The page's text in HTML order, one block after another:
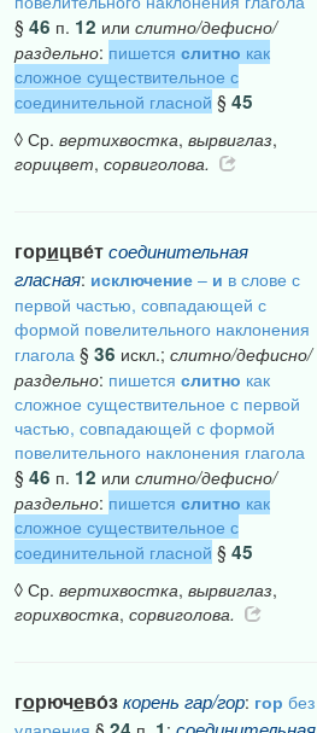
§ 46 п. 12 или слитно/дефисно/
раздельно: пишется слитно как
сложное существительное с
соединительной гласной § 45
◊ Ср. вертихвостка, вырвиглаз,
горицвет, сорвиголова.
горицве́т соединительная
гласная: исключение– и в слове с
первой частью, совпадающей с
формой повелительного наклонения
глагола§ 36 искл.; слитно/дефисно/
раздельно: пишется слитно как
сложное существительное с первой
частью, совпадающей с формой
повелительного наклонения глагола
§ 46 п. 12 или слитно/дефисно/
раздельно: пишется слитно как
сложное существительное с
соединительной гласной § 45
◊ Ср. вертихвостка, вырвиглаз,
горихвостка, сорвиголова.
горючево́з корень гар/гор: гор без